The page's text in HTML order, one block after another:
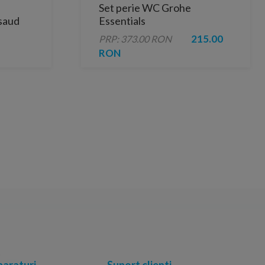
Set perie WC Grohe
Essentials
PRP: 373.00 RON
215.00
RON